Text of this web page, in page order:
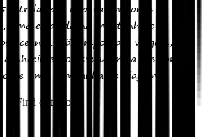
estrelas até ir para um longe
uma escalada na montanha ou
oceanos. Não importa a viagem,
assegurará a melhor
de uma campanha de viagem.
Find out More